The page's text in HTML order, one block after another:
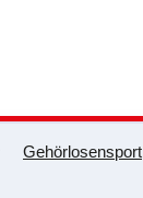
Gehörlosensport